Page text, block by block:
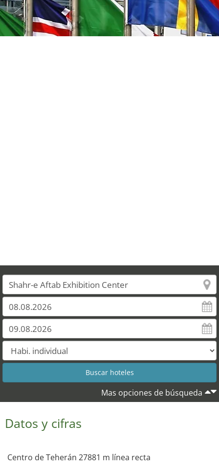
Mas opciones de búsqueda
Datos y cifras
Centro de Teherán 27881 m línea recta